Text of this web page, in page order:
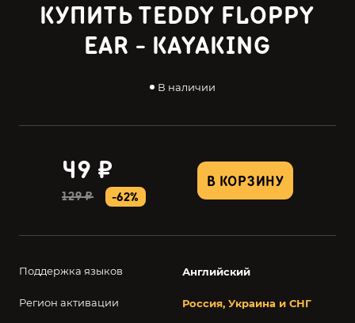
КУПИТЬ TEDDY FLOPPY
EAR - KAYAKING
В наличии
В КОРЗИНУ
49 ₽
129 ₽ -62%
Поддержка языков Английский
Регион активации Россия, Украина и СНГ